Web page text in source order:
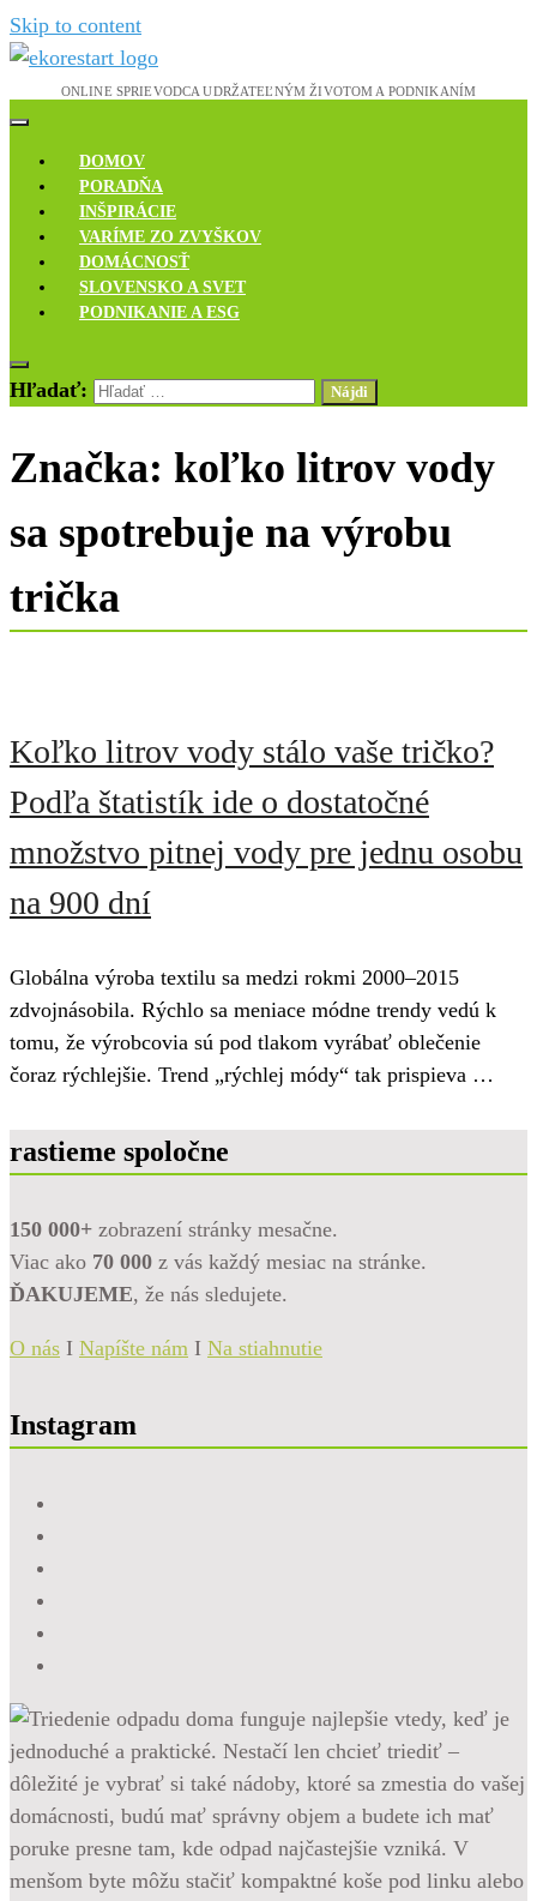
Skip to content
Ekoreštart
Novinky, rozhovory a inšpirácie
DOMOV
PORADŇA
INŠPIRÁCIE
VARÍME ZO ZVYŠKOV
DOMÁCNOSŤ
SLOVENSKO A SVET
PODNIKANIE A ESG
Hľadať:
Značka: koľko litrov vody
sa spotrebuje na výrobu
trička
Koľko litrov vody stálo vaše tričko?
Podľa štatistík ide o dostatočné
množstvo pitnej vody pre jednu osobu
na 900 dní
Globálna výroba textilu sa medzi rokmi 2000–2015
zdvojnásobila. Rýchlo sa meniace módne trendy vedú k
tomu, že výrobcovia sú pod tlakom vyrábať oblečenie
čoraz rýchlejšie. Trend „rýchlej módy“ tak prispieva …
rastieme spoločne
150 000+ zobrazení stránky mesačne.
Viac ako 70 000 z vás každý mesiac na stránke.
ĎAKUJEME, že nás sledujete.
O nás I Napíšte nám I Na stiahnutie
Instagram